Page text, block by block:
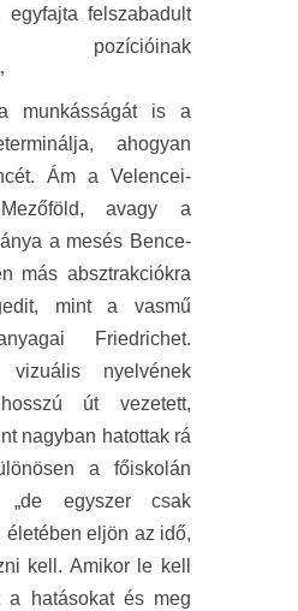
felszabadult
pozícióinak
munkásságát is a
ahogyan
Ám a Velencei-
avagy a
a mesés Bence-
más absztrakciókra
mint a vasmű
Friedrichet.
nyelvének
út vezetett,
nagyban hatottak rá
a főiskolán
„de egyszer csak
életében eljön az idő,
kell. Amikor le kell
a hatásokat és meg